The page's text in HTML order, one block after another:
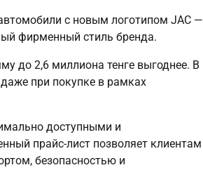
с новым логотипом JAC —
фирменный стиль бренда.
до 2,6 миллиона тенге выгоднее. В
при покупке в рамках
доступными и
прайс-лист позволяет клиентам
безопасностью и